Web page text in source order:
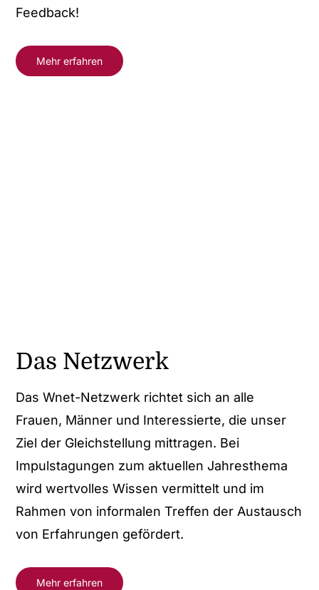
Feedback!
Mehr erfahren
Das Netzwerk
Das Wnet-Netzwerk richtet sich an alle
Frauen, Männer und Interessierte, die unser
Ziel der Gleichstellung mittragen. Bei
Impulstagungen zum aktuellen Jahresthema
wird wertvolles Wissen vermittelt und im
Rahmen von informalen Treffen der Austausch
von Erfahrungen gefördert.
Mehr erfahren